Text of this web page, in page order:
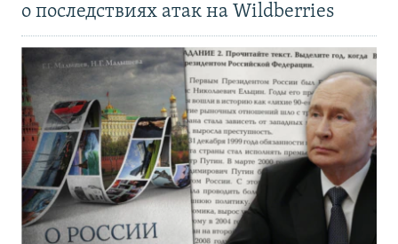
о последствиях атак на Wildberries